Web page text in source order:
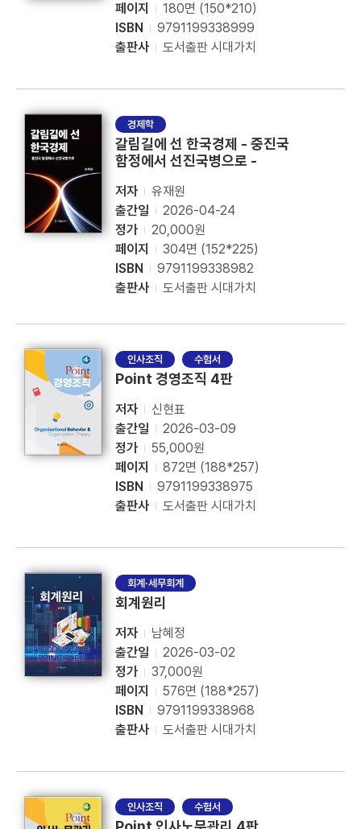
페이지
180면 (150*210)
ISBN
9791199338999
출판사
도서출판 시대가치
경제학
갈림길에 선 한국경제 - 중진국
함정에서 선진국병으로 -
저자
유재원
출간일
2026-04-24
정가
20,000원
페이지
304면 (152*225)
ISBN
9791199338982
출판사
도서출판 시대가치
인사조직 수험서
Point 경영조직 4판
저자
신현표
출간일
2026-03-09
정가
55,000원
페이지
872면 (188*257)
ISBN
9791199338975
출판사
도서출판 시대가치
회계·세무회계
회계원리
저자
남혜정
출간일
2026-03-02
정가
37,000원
페이지
576면 (188*257)
ISBN
9791199338968
출판사
도서출판 시대가치
인사조직 수험서